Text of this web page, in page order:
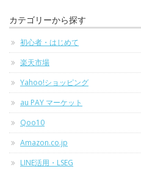
カテゴリーから探す
初心者・はじめて
楽天市場
Yahoo!ショッピング
au PAY マーケット
Qoo10
Amazon.co.jp
LINE活用・LSEG